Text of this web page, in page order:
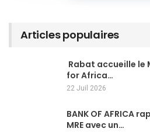
Articles populaires
Rabat accueille le
for Africa…
22 Juil 2026
BANK OF AFRICA
MRE avec un…